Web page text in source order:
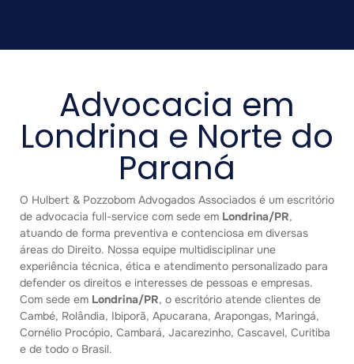
Advocacia em
Londrina e Norte do
Paraná
O Hulbert & Pozzobom Advogados Associados é um escritório
de advocacia full-service com sede em Londrina/PR,
atuando de forma preventiva e contenciosa em diversas
áreas do Direito. Nossa equipe multidisciplinar une
experiência técnica, ética e atendimento personalizado para
defender os direitos e interesses de pessoas e empresas.
Com sede em Londrina/PR, o escritório atende clientes de
Cambé, Rolândia, Ibiporã, Apucarana, Arapongas, Maringá,
Cornélio Procópio, Cambará, Jacarezinho, Cascavel, Curitiba
e de todo o Brasil.